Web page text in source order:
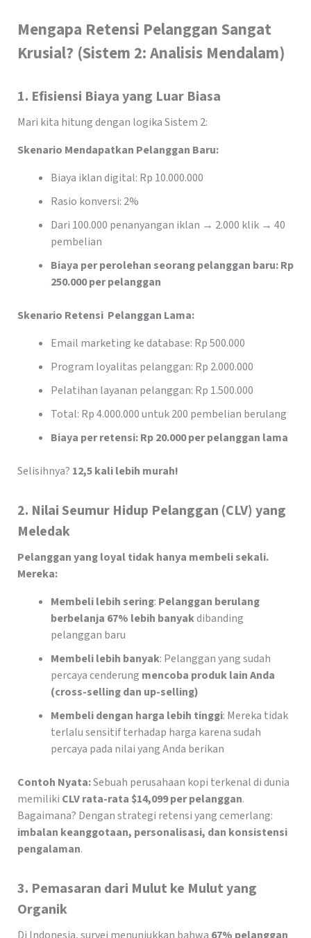
Mengapa Retensi Pelanggan Sangat
Krusial? (Sistem 2: Analisis Mendalam)
1. Efisiensi Biaya yang Luar Biasa
Mari kita hitung dengan logika Sistem 2:
Skenario Mendapatkan Pelanggan Baru:
Biaya iklan digital: Rp 10.000.000
Rasio konversi: 2%
Dari 100.000 penanyangan iklan → 2.000 klik → 40
pembelian
Biaya per perolehan seorang pelanggan baru: Rp
250.000 per pelanggan
Skenario Retensi Pelanggan Lama:
Email marketing ke database: Rp 500.000
Program loyalitas pelanggan: Rp 2.000.000
Pelatihan layanan pelanggan: Rp 1.500.000
Total: Rp 4.000.000 untuk 200 pembelian berulang
Biaya per retensi: Rp 20.000 per pelanggan lama
Selisihnya? 12,5 kali lebih murah!
2. Nilai Seumur Hidup Pelanggan (CLV) yang
Meledak
Pelanggan yang loyal tidak hanya membeli sekali.
Mereka:
Membeli lebih sering: Pelanggan berulang
berbelanja 67% lebih banyakdibanding
pelanggan baru
Membeli lebih banyak: Pelanggan yang sudah
percaya cenderung mencoba produk lain Anda
(cross-selling dan up-selling)
Membeli dengan harga lebih tinggi: Mereka tidak
terlalu sensitif terhadap harga karena sudah
percaya pada nilai yang Anda berikan
Contoh Nyata:Sebuah perusahaan kopi terkenal di dunia
memiliki CLV rata-rata $14,099 per pelanggan.
Bagaimana? Dengan strategi retensi yang cemerlang:
imbalan keanggotaan, personalisasi, dan konsistensi
pengalaman.
3. Pemasaran dari Mulut ke Mulut yang
Organik